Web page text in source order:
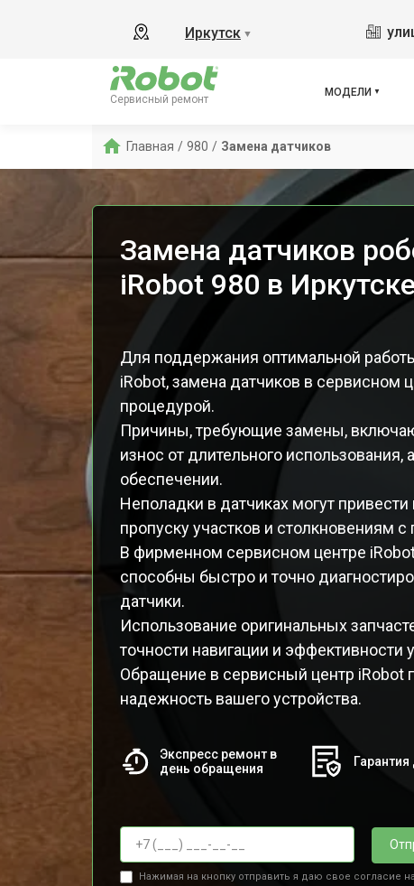
Иркутск ▼
Сервисный ремонт
МОДЕЛИ
i8
j7
880
Главная / 980 / Замена датчиков
Замена датчиков
iRobot 980 в Иркутске
Для поддержания оптимальной
iRobot, замена датчиков в сервисном
процедурой.
Причины, требующие замены,
износ от длительного
обеспечении.
Неполадки в датчиках могут
пропуску участков и столкновениям с
В фирменном сервисном центре
способны быстро и точно
датчики.
Использование оригинальных
точности навигации и эффективности
Обращение в сервисный центр iRobot
надежность вашего устройства.
Экспресс ремонт в
день обращения
Нажимая на кнопку отправить я даю свое согласие